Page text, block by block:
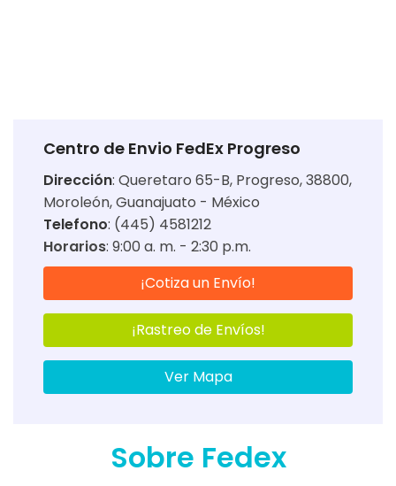
Centro de Envio FedEx Progreso
Dirección: Queretaro 65-B, Progreso, 38800,
Moroleón, Guanajuato - México
Telefono: (445) 4581212
Horarios: 9:00 a. m. - 2:30 p.m.
¡Cotiza un Envío!
¡Rastreo de Envíos!
Ver Mapa
Sobre Fedex